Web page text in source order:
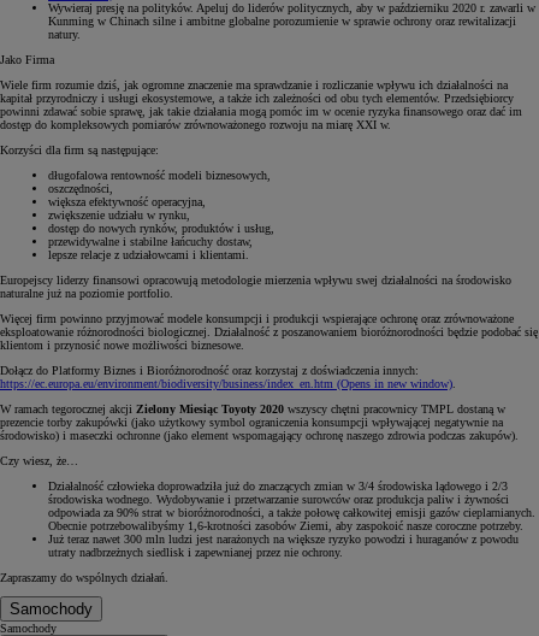
Wywieraj presję na polityków. Apeluj do liderów politycznych, aby w październiku 2020 r. zawarli w
Kunming w Chinach silne i ambitne globalne porozumienie w sprawie ochrony oraz rewitalizacji
natury.
Jako Firma
Wiele firm rozumie dziś, jak ogromne znaczenie ma sprawdzanie i rozliczanie wpływu ich działalności na
kapitał przyrodniczy i usługi ekosystemowe, a także ich zależności od obu tych elementów. Przedsiębiorcy
powinni zdawać sobie sprawę, jak takie działania mogą pomóc im w ocenie ryzyka finansowego oraz dać im
dostęp do kompleksowych pomiarów zrównoważonego rozwoju na miarę XXI w.
Korzyści dla firm są następujące:
długofalowa rentowność modeli biznesowych,
oszczędności,
większa efektywność operacyjna,
zwiększenie udziału w rynku,
dostęp do nowych rynków, produktów i usług,
przewidywalne i stabilne łańcuchy dostaw,
lepsze relacje z udziałowcami i klientami.
Europejscy liderzy finansowi opracowują metodologie mierzenia wpływu swej działalności na środowisko
naturalne już na poziomie portfolio.
Więcej firm powinno przyjmować modele konsumpcji i produkcji wspierające ochronę oraz zrównoważone
eksploatowanie różnorodności biologicznej. Działalność z poszanowaniem bioróżnorodności będzie podobać się
klientom i przynosić nowe możliwości biznesowe.
Dołącz do Platformy Biznes i Bioróżnorodność oraz korzystaj z doświadczenia innych:
https://ec.europa.eu/environment/biodiversity/business/index_en.htm (Opens in new window)
W ramach tegorocznej akcji Zielony Miesiąc Toyoty 2020 wszyscy chętni pracownicy TMPL dostaną w
prezencie torby zakupówki (jako użytkowy symbol ograniczenia konsumpcji wpływającej negatywnie na
środowisko) i maseczki ochronne (jako element wspomagający ochronę naszego zdrowia podczas zakupów).
Czy wiesz, że…
Działalność człowieka doprowadziła już do znaczących zmian w 3/4 środowiska lądowego i 2/3
środowiska wodnego. Wydobywanie i przetwarzanie surowców oraz produkcja paliw i żywności
odpowiada za 90% strat w bioróżnorodności, a także połowę całkowitej emisji gazów cieplarnianych.
Obecnie potrzebowalibyśmy 1,6-krotności zasobów Ziemi, aby zaspokoić nasze coroczne potrzeby.
Już teraz nawet 300 mln ludzi jest narażonych na większe ryzyko powodzi i huraganów z powodu
utraty nadbrzeżnych siedlisk i zapewnianej przez nie ochrony.
Zapraszamy do wspólnych działań.
Samochody
Samochody